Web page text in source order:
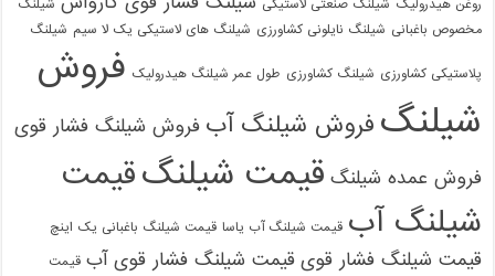
روغن هیدرولیک شیلنگ صنعتی لاستیکی
شیلنگ
مخصوص باغبانی شیلنگ نایلونی کشاورزی شیلنگ های لاستیکی یک لا سیم شیلنگ
پلاستیکی کشاورزی شیلنگ کشاورزی طول عمر شیلنگ هیدرولیک فروش
شیلنگ فروش شیلنگ آب فروش شیلنگ فشار قوی
فروش عمده شیلنگ قیمت شیلنگقیمت
شیلنگ آب قیمت شیلنگ آب یاسا قیمت شیلنگ باغبانی یک اینچ
قیمت شیلنگ فشار قوی قیمت شیلنگ فشار قوی آب قیمت
021-33112528